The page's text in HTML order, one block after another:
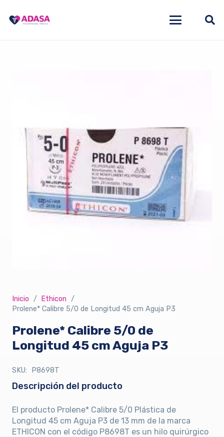
Inicio / Ethicon /
Prolene* Calibre 5/0 de Longitud 45 cm Aguja P3
Prolene* Calibre 5/0 de
Longitud 45 cm Aguja P3
SKU: P8698T
Descripción del producto
El producto Prolene* Calibre 5/0 Plástica de
Longitud 45 cm Aguja P3 de 13 mm de la marca
ETHICON con el código P8698T es un hilo quirúrgico